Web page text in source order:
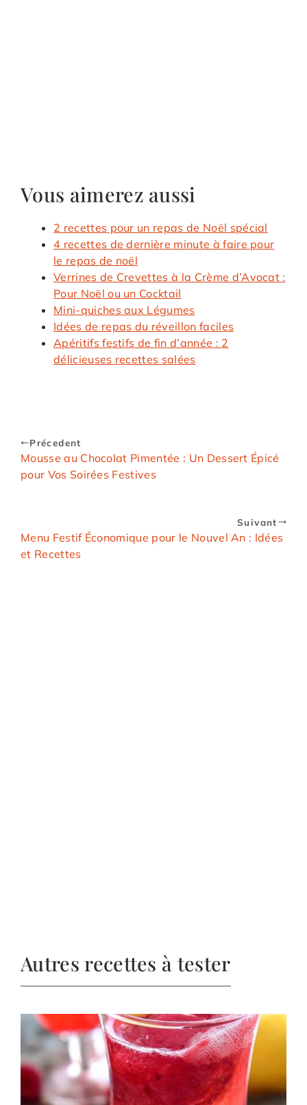
Vous aimerez aussi
2 recettes pour un repas de Noël spécial
4 recettes de dernière minute à faire pour
le repas de noël
Verrines de Crevettes à la Crème d’Avocat :
Pour Noël ou un Cocktail
Mini-quiches aux Légumes
Idées de repas du réveillon faciles
Apéritifs festifs de fin d’année : 2
délicieuses recettes salées
Précedent
Mousse au Chocolat Pimentée : Un Dessert Épicé
pour Vos Soirées Festives
Suivant
Menu Festif Économique pour le Nouvel An : Idées
et Recettes
Autres recettes à tester